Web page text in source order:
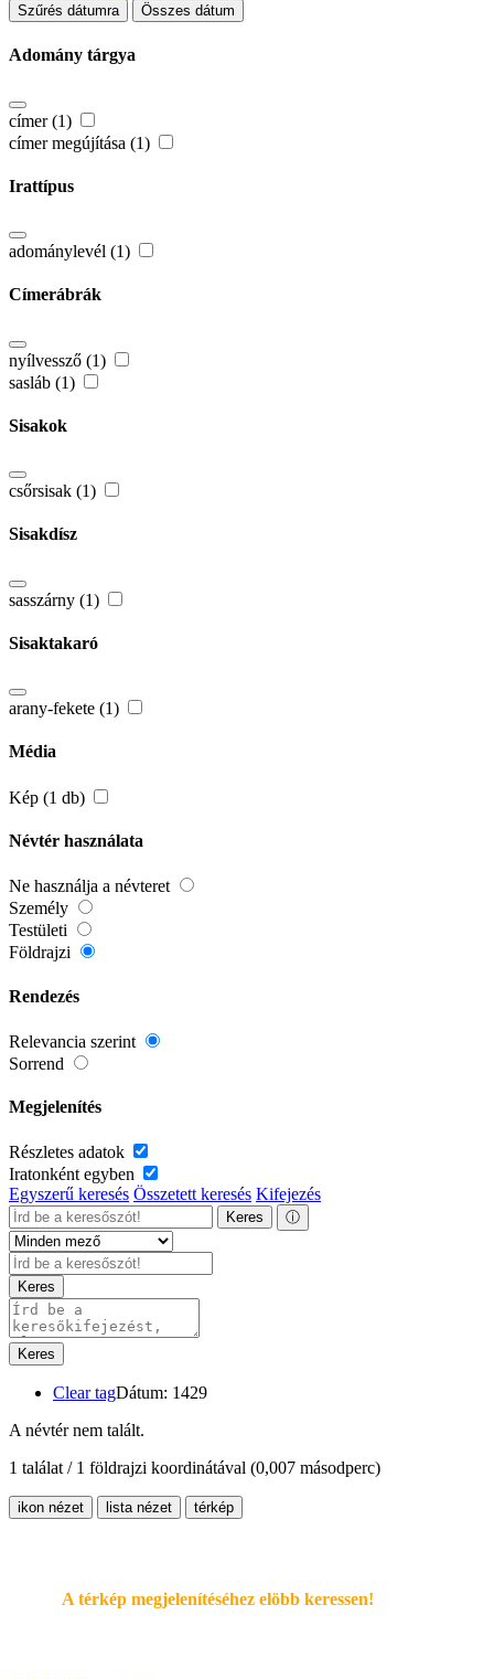
Szűrés dátumra Összes dátum
Adomány tárgya
címer (1)
címer megújítása (1)
Irattípus
adománylevél (1)
Címerábrák
nyílvessző (1)
sasláb (1)
Sisakok
csőrsisak (1)
Sisakdísz
sasszárny (1)
Sisaktakaró
arany-fekete (1)
Média
Kép (1 db)
Névtér használata
Ne használja a névteret
Személy
Testületi
Földrajzi
Rendezés
Relevancia szerint
Sorrend
Megjelenítés
Részletes adatok
Iratonként egyben
Egyszerű keresés Összetett keresés Kifejezés
Keres ⓘ
Keres
Keres
Clear tagDátum: 1429
A névtér nem talált.
1 találat / 1 földrajzi koordinátával (0,007 másodperc)
ikon nézet lista nézet térkép
A térkép megjelenítéséhez elöbb keressen!